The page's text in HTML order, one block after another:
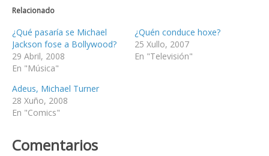
Relacionado
¿Qué pasaría se Michael
Jackson fose a Bollywood?
29 Abril, 2008
En "Música"
¿Quén conduce hoxe?
25 Xullo, 2007
En "Televisión"
Adeus, Michael Turner
28 Xuño, 2008
En "Comics"
Comentarios